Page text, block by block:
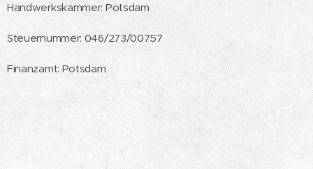
Handwerkskammer: Potsdam
Steuernummer: 046/273/00757
Finanzamt: Potsdam